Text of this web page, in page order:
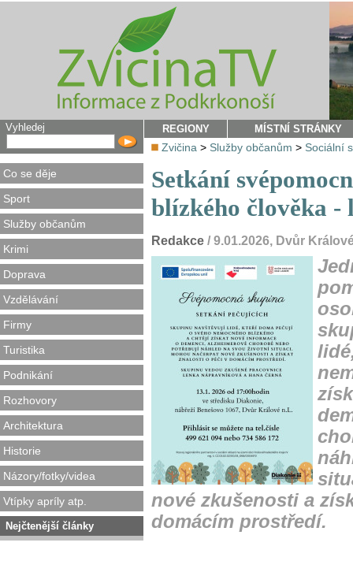
Vyhledej
Co se děje
Sport
Služby občanům
Krimi
Doprava
Vzdělávání
Firmy
Turistika
Podnikání
Rozhovory
Architektura
Historie
Názory/fotky/videa
Vtípky apríly atp.
Nejčtenější články
REGIONY MÍSTNÍ STRÁNKY
Zvičina > Služby občanům > Sociální
Setkání
blízkého člověka -
Redakce / 9.01.2026, Dvůr
nové zkušenosti a
domácím prostředí.